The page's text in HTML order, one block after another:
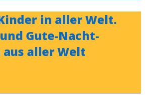
in aller Welt.
Gute-Nacht-
aller Welt